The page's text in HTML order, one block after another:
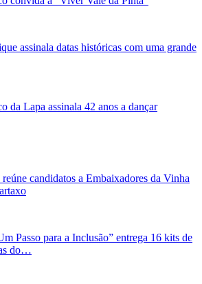
assinala datas históricas com uma grande
da Lapa assinala 42 anos a dançar
candidatos a Embaixadores da Vinha
Passo para a Inclusão” entrega 16 kits de
do…